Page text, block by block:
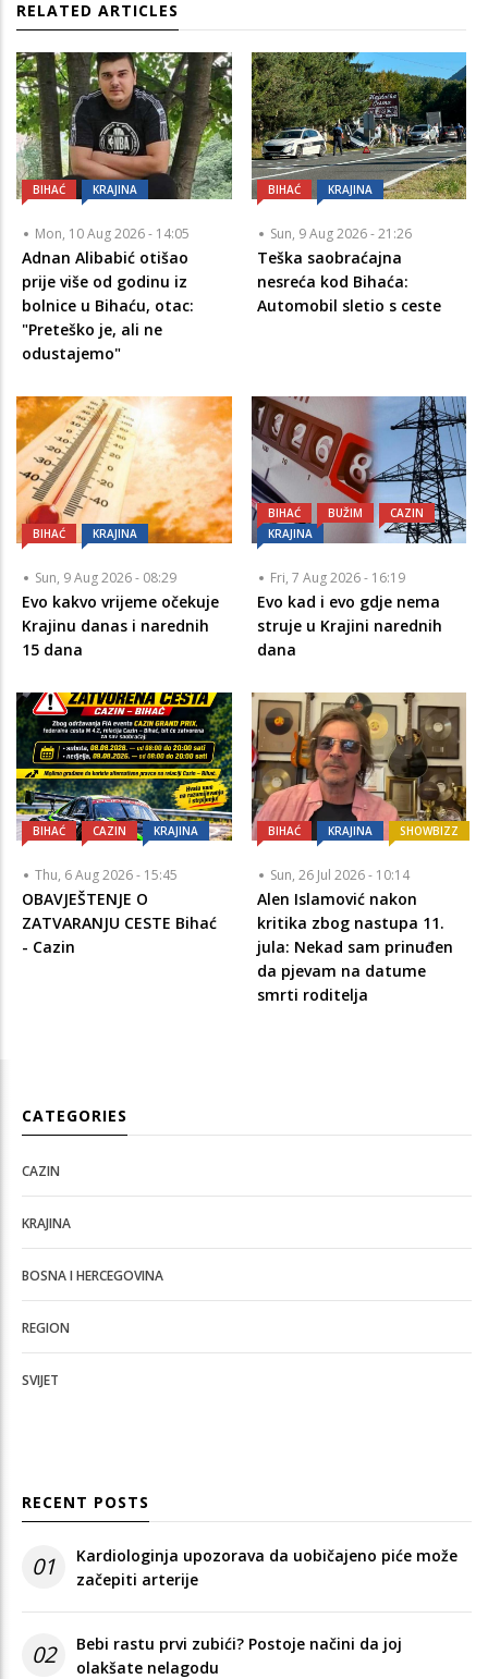
RELATED ARTICLES
BIHAĆ KRAJINA
Mon, 10 Aug 2026 - 14:05
Adnan Alibabić otišao
prije više od godinu iz
bolnice u Bihaću, otac:
"Preteško je, ali ne
odustajemo"
BIHAĆ KRAJINA
Sun, 9 Aug 2026 - 21:26
Teška saobraćajna
nesreća kod Bihaća:
Automobil sletio s ceste
BIHAĆ KRAJINA
Sun, 9 Aug 2026 - 08:29
Evo kakvo vrijeme očekuje
Krajinu danas i narednih
15 dana
BIHAĆ BUŽIM
CAZIN
KRAJINA
Fri, 7 Aug 2026 - 16:19
Evo kad i evo gdje nema
struje u Krajini narednih
dana
BIHAĆ CAZIN KRAJINA
Thu, 6 Aug 2026 - 15:45
OBAVJEŠTENJE O
ZATVARANJU CESTE Bihać
- Cazin
BIHAĆ KRAJINA SHOWBIZZ
Sun, 26 Jul 2026 - 10:14
Alen Islamović nakon
kritika zbog nastupa 11.
jula: Nekad sam prinuđen
da pjevam na datume
smrti roditelja
CATEGORIES
CAZIN
KRAJINA
BOSNA I HERCEGOVINA
REGION
SVIJET
RECENT POSTS
01
Kardiologinja upozorava da uobičajeno piće može
začepiti arterije
02
Bebi rastu prvi zubići? Postoje načini da joj
olakšate nelagodu